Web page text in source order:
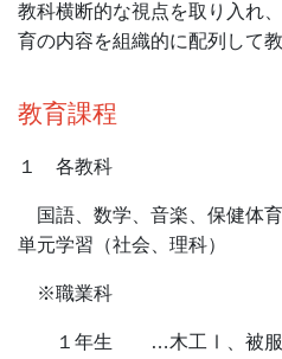
教科横断的な視点を取り入れ
育の内容を組織的に配列して
教育課程
１ 各教科
国語、数学、音楽、保健体
単元学習（社会、理科）
※職業科
１年生 …木工Ⅰ、被服Ⅰ